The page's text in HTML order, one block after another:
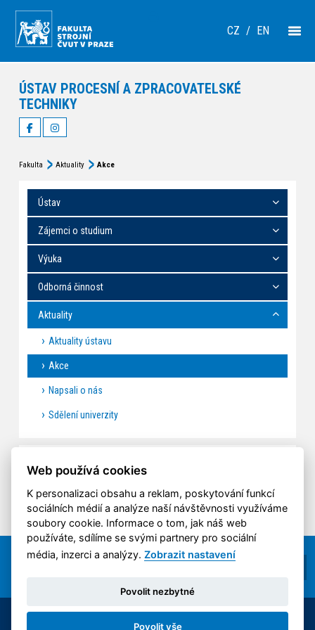
CZ / EN
ÚSTAV PROCESNÍ A ZPRACOVATELSKÉ
TECHNIKY
Fakulta Aktuality Akce
Ústav
Zájemci o studium
Výuka
Odborná činnost
Aktuality
Aktuality ústavu
Akce
Napsali o nás
Sdělení univerzity
AKCE
© 2014-2026 ČVUT FS | All rights reserved |
Web používá cookies
K personalizaci obsahu a reklam, poskytování funkcí
sociálních médií a analýze naší návštěvnosti využíváme
soubory cookie. Informace o tom, jak náš web
používáte, sdílíme se svými partnery pro sociální
média, inzerci a analýzy.Zobrazit nastavení
Povolit nezbytné
Povolit vše